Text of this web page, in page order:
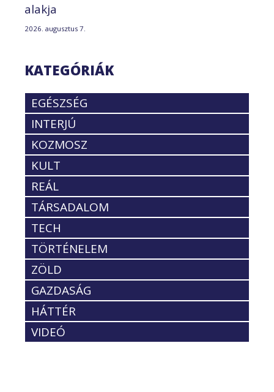
alakja
2026. augusztus 7.
KATEGÓRIÁK
EGÉSZSÉG
INTERJÚ
KOZMOSZ
KULT
REÁL
TÁRSADALOM
TECH
TÖRTÉNELEM
ZÖLD
GAZDASÁG
HÁTTÉR
VIDEÓ